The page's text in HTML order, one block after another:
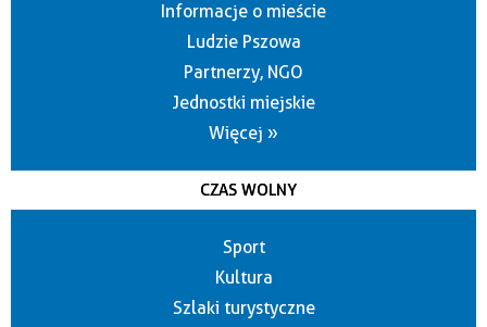
Informacje o mieście
Ludzie Pszowa
Partnerzy, NGO
Jednostki miejskie
Więcej »
CZAS WOLNY
Sport
Kultura
Szlaki turystyczne